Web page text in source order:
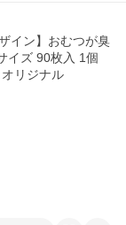
イン】おむつが臭
イズ 90枚入 1個
リジナル